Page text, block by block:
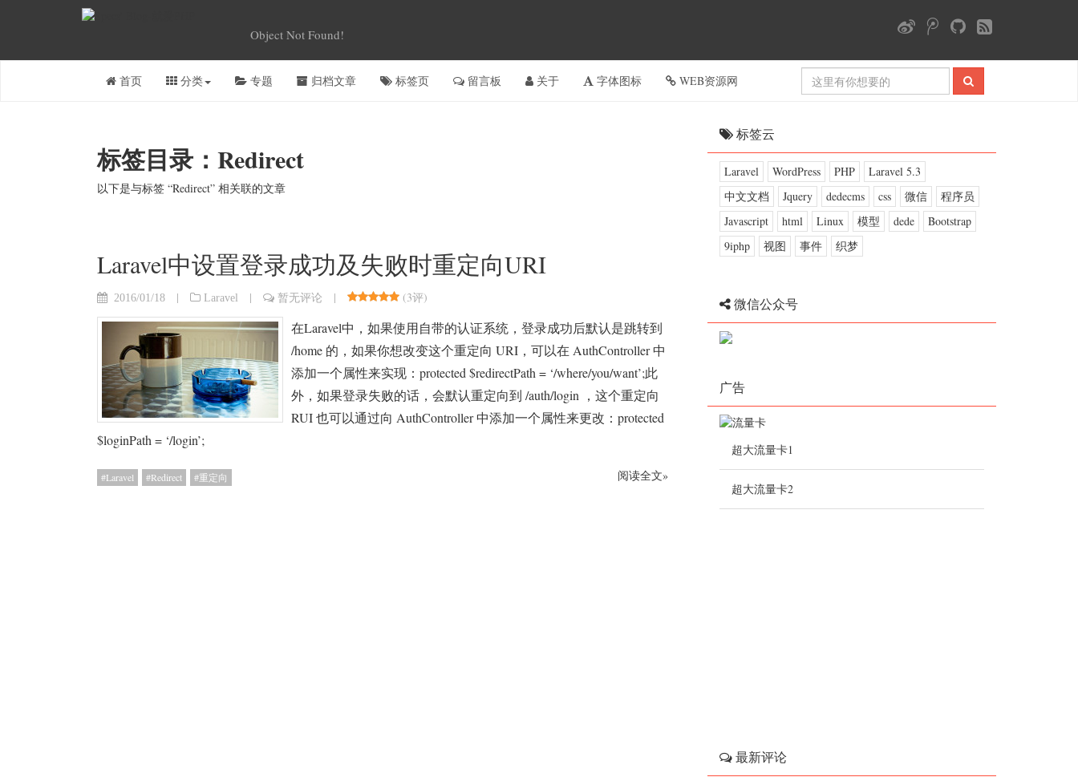
Object Not Found!
首页 分类 专题 归档文章 标签页 留言板 关于 字体图标 WEB资源网
标签目录：Redirect
以下是与标签 “Redirect” 相关联的文章
Laravel中设置登录成功及失败时重定向URI
2016/01/18 | Laravel | 暂无评论 | (3评)
在Laravel中，如果使用自带的认证系统，登录成功后默认是跳转到
/home 的，如果你想改变这个重定向 URI，可以在 AuthController 中
添加一个属性来实现：protected $redirectPath = ‘/where/you/want’;此
外，如果登录失败的话，会默认重定向到 /auth/login ，这个重定向
RUI 也可以通过向 AuthController 中添加一个属性来更改：protected
$loginPath = ‘/login’;
Laravel Redirect 重定向 阅读全文»
标签云
Laravel WordPress PHP
Laravel 5.3
中文文档
Jquery dedecms css 微信
程序员
Javascript
html Linux 模型 dede
Bootstrap
9iphp
视图 事件 织梦
微信公众号
广告
超大流量卡1
超大流量卡2
最新评论